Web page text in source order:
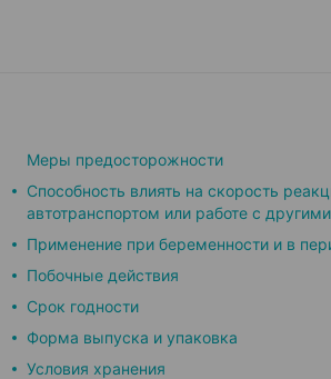
Меры предосторожности
Способность влиять на скорость
автотранспортом или работе с
Применение при беременности и в
Побочные действия
Срок годности
Форма выпуска и упаковка
Условия хранения